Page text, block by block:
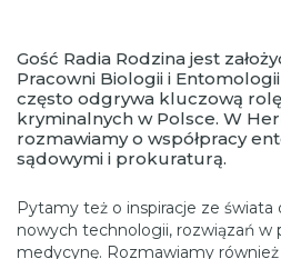
Gość Radia Rodzina jest
Pracowni Biologii i
często odgrywa kluczową
kryminalnych w Polsce. W
rozmawiamy o współpracy
sądowymi i prokuraturą.
Pytamy też o inspiracje ze
nowych technologii, rozwiązań w
medycynę. Rozmawiamy